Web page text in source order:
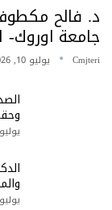
د. فالح
جامعة اوروك-
Cmjteri يوليو 10, 2026
يوليو 10, 2026
يوليو 10, 2026